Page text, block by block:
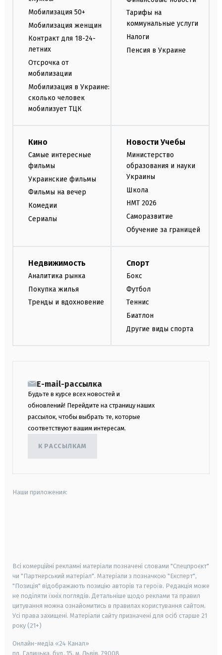
Мобилизация 50+
Мобилизация женщин
Контракт для 18-24-
летних
Отсрочка от
мобилизации
Мобилизация в Украине:
сколько человек
мобилизует ТЦК
Тарифы на
коммунальные услуги
Налоги
Пенсия в Украине
Кино
Самые интересные
фильмы
Украинские фильмы
Фильмы на вечер
Комедии
Сериалы
Новости Учебы
Министерство
образования и науки
Украины
Школа
НМТ 2026
Саморазвитие
Обучение за границей
Недвижимость
Аналитика рынка
Покупка жилья
Тренды и вдохновение
Спорт
Бокс
Футбол
Теннис
Биатлон
Другие виды спорта
E-mail-рассылка
Будьте в курсе всех новостей и
обновлений! Перейдите на страницу наших
рассылок, чтобы выбрать те, которые
соответствуют вашим интересам.
К РАССЫЛКАМ
Наши приложения:
Всі комерційні рекламні матеріали позначені словами "Спецпроєкт"
чи "Партнерський матеріал". Матеріали з позначкою "Експерт",
"Позиція" відображають позицію авторів та героїв. Редакція може
не поділяти їхніх поглядів. Детальніше щодо реклами та правил
цитування можна ознайомитись в правилах користування сайтом.
Усі права захищені. Матеріали сайту призначені для осіб старше 21
року (21+)
Онлайн-медіа «24 Канал»
пл. Галицька, буд. 15, м. Львів, 79008